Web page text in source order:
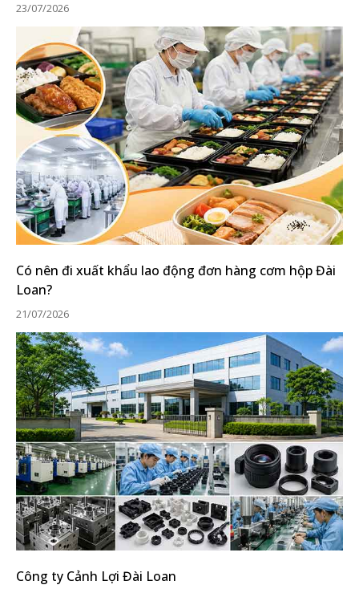
23/07/2026
Có nên đi xuất khẩu lao động đơn hàng cơm hộp Đài
Loan?
21/07/2026
Công ty Cảnh Lợi Đài Loan